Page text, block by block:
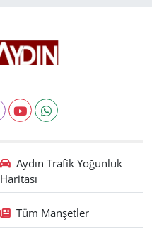
Aydın Trafik Yoğunluk
Haritası
Tüm Manşetler